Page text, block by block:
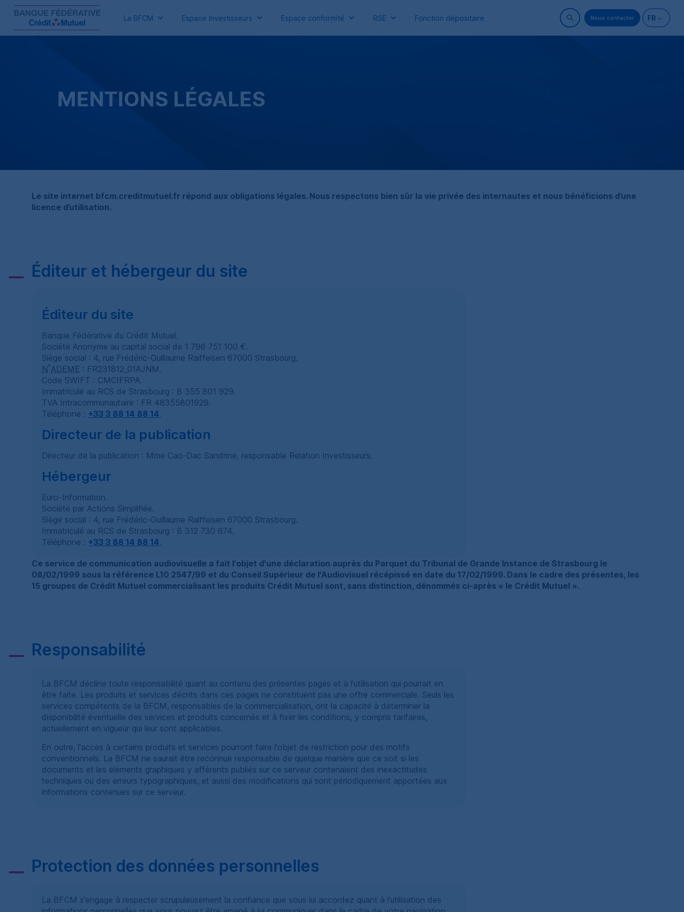
La BFCM Espace Investisseurs Espace conformité RSE Fonction dépositaire Rechercher sur le site
Nous contacter FR
Changer
Version
MENTIONS LÉGALES
Le site internet bfcm.creditmutuel.fr répond aux obligations légales. Nous respectons bien sûr la vie privée des internautes et nous bénéficions d’une
licence d’utilisation.
Éditeur et hébergeur du site
Éditeur du site
Banque Fédérative du Crédit Mutuel.
Société Anonyme au capital social de 1 796 751 100 €.
Siège social : 4, rue Frédéric-Guillaume Raiffeisen 67000 Strasbourg.
N°ADEME : FR231812_01AJNM.
Code SWIFT : CMCIFRPA.
Immatriculé au RCS de Strasbourg : B 355 801 929.
TVA Intracommunautaire : FR 48355801929.
Téléphone : +33 3 88 14 88 14.
Directeur de la publication
Directeur de la publication : Mme Cao-Dac Sandrine, responsable Relation Investisseurs.
Hébergeur
Euro-Information.
Société par Actions Simplifiée.
Siège social : 4, rue Frédéric-Guillaume Raiffeisen 67000 Strasbourg.
Immatriculé au RCS de Strasbourg : B 312 730 674.
Téléphone : +33 3 88 14 88 14.
Ce service de communication audiovisuelle a fait l'objet d'une déclaration auprès du Parquet du Tribunal de Grande Instance de Strasbourg le
08/02/1999 sous la référence L10 2547/99 et du Conseil Supérieur de l'Audiovisuel récépissé en date du 17/02/1999. Dans le cadre des présentes, les
15 groupes de Crédit Mutuel commercialisant les produits Crédit Mutuel sont, sans distinction, dénommés ci-après « le Crédit Mutuel ».
Responsabilité
La BFCM décline toute responsabilité quant au contenu des présentes pages et à l'utilisation qui pourrait en
être faite. Les produits et services décrits dans ces pages ne constituent pas une offre commerciale. Seuls les
services compétents de la BFCM , responsables de la commercialisation, ont la capacité à déterminer la
disponibilité éventuelle des services et produits concernés et à fixer les conditions, y compris tarifaires,
actuellement en vigueur qui leur sont applicables.
En outre, l'accès à certains produits et services pourront faire l'objet de restriction pour des motifs
conventionnels. La BFCM ne saurait être reconnue responsable de quelque manière que ce soit si les
documents et les éléments graphiques y afférents publiés sur ce serveur contenaient des inexactitudes
techniques ou des erreurs typographiques, et aussi des modifications qui sont périodiquement apportées aux
informations contenues sur ce serveur.
Protection des données personnelles
La BFCM s'engage à respecter scrupuleusement la confiance que vous lui accordez quant à l'utilisation des